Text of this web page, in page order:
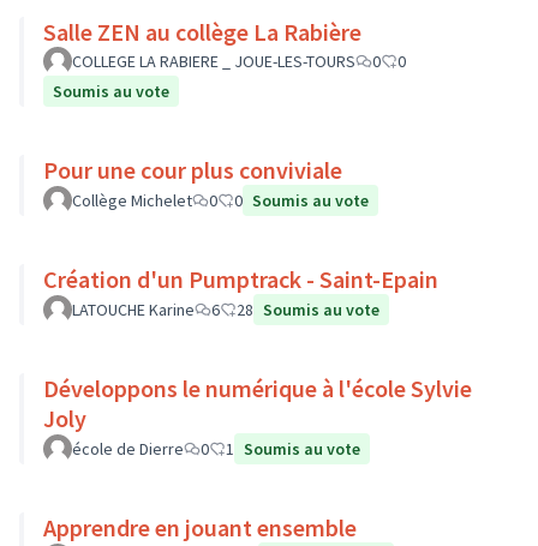
Salle ZEN au collège La Rabière
COLLEGE LA RABIERE _ JOUE-LES-TOURS 0
0
Soumis au vote
Pour une cour plus conviviale
Collège Michelet 0 0 Soumis au vote
Création d'un Pumptrack - Saint-Epain
LATOUCHE Karine 6 28 Soumis au vote
Développons le numérique à l'école Sylvie
Joly
école de Dierre 0 1 Soumis au vote
Apprendre en jouant ensemble